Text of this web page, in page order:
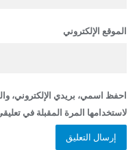
الموقع الإلكتروني
احفظ اسمي، بريدي الإلكتروني،
لاستخدامها المرة المقبلة في